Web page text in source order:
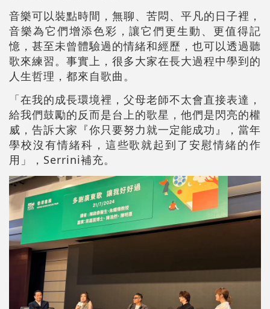
音樂可以裝點時間，無聊、苦悶、平凡的日子裡，
音樂為它們增添色彩，讓它們更生動、更值得記
憶，甚至未曾體驗過的情緒和經歷，也可以透過聽
歌來練習。事實上，很多大家在長大過程中學到的
人生哲理，都來自歌曲。
「在我的成長環境裡，父母老師不太會直接表達，
給我們鼓勵的反而是台上的歌星，他們是閃亮的權
威，告訴大家『你只要努力就一定能成功』，當年
學校沒有情緒科，這些歌就起到了安慰情緒的作
用」，Serrini補充。